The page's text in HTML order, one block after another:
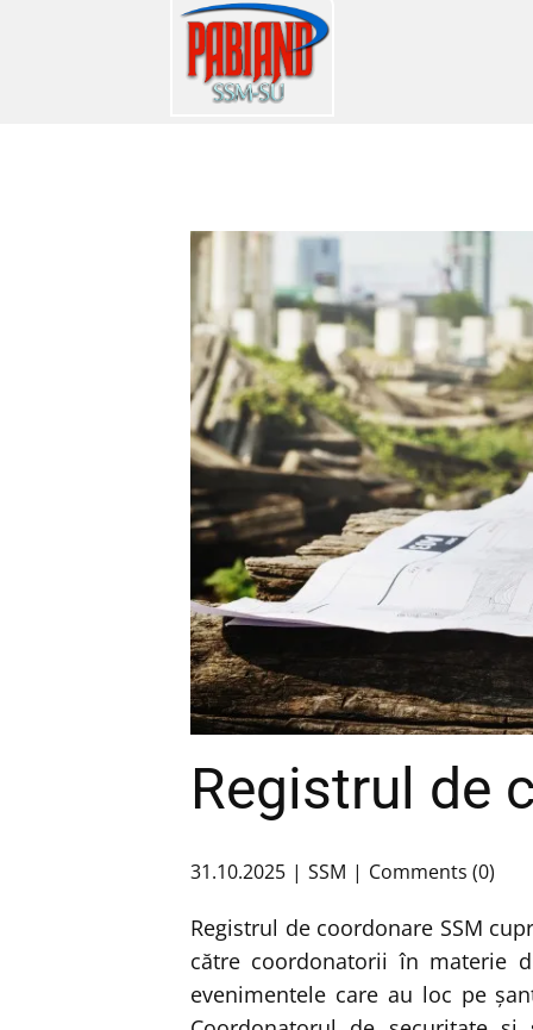
Registrul de
31.10.2025 SSM Comments (0)
Registrul de coordonare SSM
către coordonatorii în materie
evenimentele care au loc pe